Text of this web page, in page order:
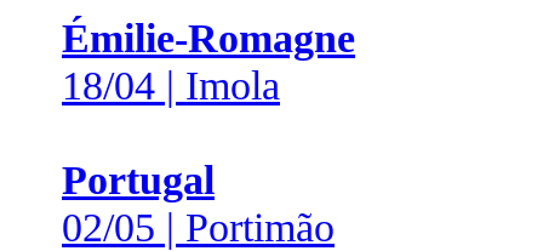
Émilie-Romagne
18/04 | Imola
Portugal
02/05 | Portimão